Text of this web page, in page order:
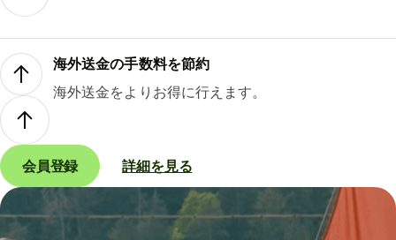
海外送金の手数料を節約
海外送金をよりお得に行えます。
会員登録 詳細を見る